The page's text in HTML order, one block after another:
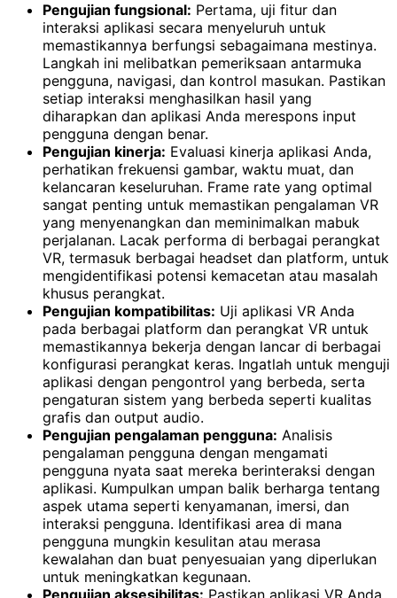
Pengujian fungsional: Pertama, uji fitur dan
interaksi aplikasi secara menyeluruh untuk
memastikannya berfungsi sebagaimana mestinya.
Langkah ini melibatkan pemeriksaan antarmuka
pengguna, navigasi, dan kontrol masukan. Pastikan
setiap interaksi menghasilkan hasil yang
diharapkan dan aplikasi Anda merespons input
pengguna dengan benar.
Pengujian kinerja: Evaluasi kinerja aplikasi Anda,
perhatikan frekuensi gambar, waktu muat, dan
kelancaran keseluruhan. Frame rate yang optimal
sangat penting untuk memastikan pengalaman VR
yang menyenangkan dan meminimalkan mabuk
perjalanan. Lacak performa di berbagai perangkat
VR, termasuk berbagai headset dan platform, untuk
mengidentifikasi potensi kemacetan atau masalah
khusus perangkat.
Pengujian kompatibilitas: Uji aplikasi VR Anda
pada berbagai platform dan perangkat VR untuk
memastikannya bekerja dengan lancar di berbagai
konfigurasi perangkat keras. Ingatlah untuk menguji
aplikasi dengan pengontrol yang berbeda, serta
pengaturan sistem yang berbeda seperti kualitas
grafis dan output audio.
Pengujian pengalaman pengguna: Analisis
pengalaman pengguna dengan mengamati
pengguna nyata saat mereka berinteraksi dengan
aplikasi. Kumpulkan umpan balik berharga tentang
aspek utama seperti kenyamanan, imersi, dan
interaksi pengguna. Identifikasi area di mana
pengguna mungkin kesulitan atau merasa
kewalahan dan buat penyesuaian yang diperlukan
untuk meningkatkan kegunaan.